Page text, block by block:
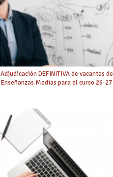
Adjudicación DEFINITIVA de vacantes de
Enseñanzas Medias para el curso 26-27